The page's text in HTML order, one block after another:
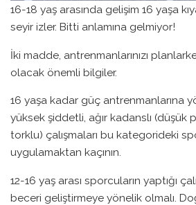
16-18 yaş arasında gelişim 16 yaşa
seyir izler. Bitti anlamına gelmiyor!
İki madde, antrenmanlarınızı
olacak önemli bilgiler.
16 yaşa kadar güç antrenmanlarına
yüksek şiddetli, ağır kadanslı (düşük
torklu) çalışmaları bu kategorideki
uygulamaktan kaçının.
12-16 yaş arası sporcuların yaptığı
beceri geliştirmeye yönelik olmalı.